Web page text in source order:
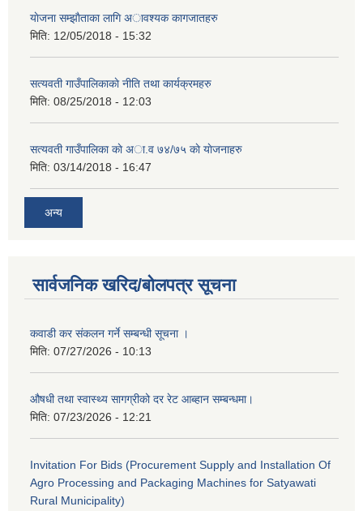
याेजना सम्झाैताका लागि अावश्यक कागजातहरु
मिति: 12/05/2018 - 15:32
सत्यवती गाउँपालिकाकाे नीति तथा कार्यक्रमहरु
मिति: 08/25/2018 - 12:03
सत्यवती गाउँपालिका काे अा‍.व ७४/७५ काे याेजनाहरु
मिति: 03/14/2018 - 16:47
अन्य
सार्वजनिक खरिद/बोलपत्र सूचना
कवाडी कर संकलन गर्ने सम्बन्धी सूचना ।
मिति: 07/27/2026 - 10:13
औषधी तथा स्वास्थ्य सागग्रीको दर रेट आब्हान सम्बन्धमा।
मिति: 07/23/2026 - 12:21
Invitation For Bids (Procurement Supply and Installation Of
Agro Processing and Packaging Machines for Satyawati
Rural Municipality)